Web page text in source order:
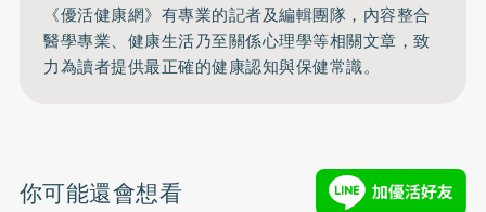
《優活健康網》有專業的記者及編輯團隊，內容整合
醫學專業、健康生活乃至關係心理學等相關文章，致
力為讀者提供最正確的健康認知與保健常識。
你可能還會想看